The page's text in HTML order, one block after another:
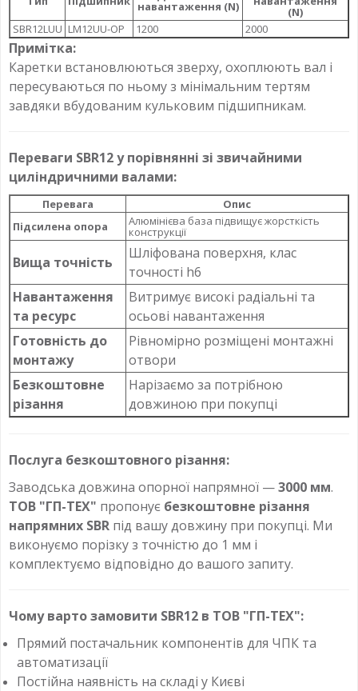
навантаження (N)
(N)
SBR12LUU LM12UU-OP 1200 2000
Примітка:
Каретки встановлюються зверху, охоплюють вал і
пересуваються по ньому з мінімальним тертям
завдяки вбудованим кульковим підшипникам.
Переваги SBR12 у порівнянні зі звичайними
циліндричними валами:
Перевага
Опис
Підсилена опора
Алюмінієва база підвищує жорсткість
конструкції
Вища точність
Шліфована поверхня, клас
точності h6
Навантаження
та ресурс
Витримує високі радіальні та
осьові навантаження
Готовність до
монтажу
Рівномірно розміщені монтажні
отвори
Безкоштовне
різання
Нарізаємо за потрібною
довжиною при покупці
Послуга безкоштовного різання:
Заводська довжина опорної напрямної —3000 мм.
ТОВ "ГП-ТЕХ" пропонує безкоштовне різання
напрямних SBR під вашу довжину при покупці. Ми
виконуємо порізку з точністю до 1 мм і
комплектуємо відповідно до вашого запиту.
Чому варто замовити SBR12 в ТОВ "ГП-ТЕХ":
Прямий постачальник компонентів для ЧПК та
автоматизації
Постійна наявність на складі у Києві